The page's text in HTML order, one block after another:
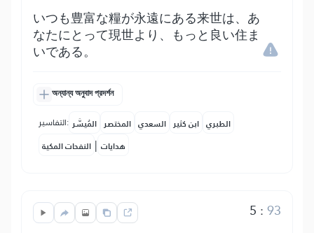
いつも豊富な糧が永遠にある来世は、あ
なたにとって現世より、もっと良い住ま
いである。
অন্যান্য অনুবাদ প্রদর্শন
التفاسير: المُيسَّر المختصر السعدي ابن كثير الطبري
النفحات المكية | هدايات
5 :93